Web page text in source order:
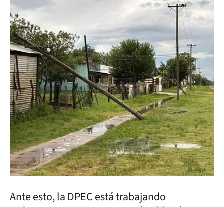
Ante esto, la DPEC está trabajando